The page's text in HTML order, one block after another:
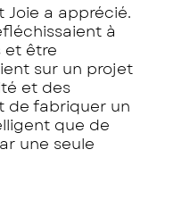
Joie a apprécié.
à
et être
sur un projet
et des
de fabriquer un
que de
une seule